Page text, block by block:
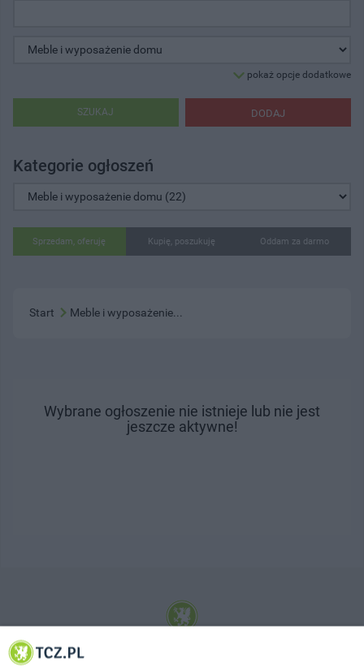
pokaż opcje dodatkowe
DODAJ
SZUKAJ
Kategorie ogłoszeń
Sprzedam, oferuję Kupię, poszukuję Oddam za darmo
Start Meble i wyposażenie...
Wybrane ogłoszenie nie istnieje lub nie jest
jeszcze aktywne!
© 2001-2026 Tczew - TCZ.PL Sp. z o.o. Internetowy Serwis Informacyjny Miasta